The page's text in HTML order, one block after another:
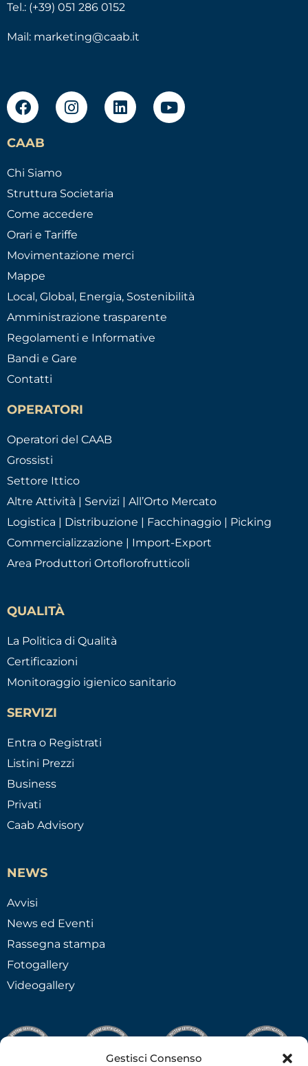
Gestisci Consenso
Tel.: (+39) 051 286 0152
Mail: marketing@caab.it
CAAB
Chi Siamo
Struttura Societaria
Come accedere
Orari e Tariffe
Movimentazione merci
Mappe
Local, Global, Energia, Sostenibilità
Amministrazione trasparente
Regolamenti e Informative
Bandi e Gare
Contatti
OPERATORI
Operatori del CAAB
Grossisti
Settore Ittico
Altre Attività | Servizi | All’Orto Mercato
Logistica | Distribuzione | Facchinaggio | Picking
Commercializzazione | Import-Export
Area Produttori Ortoflorofrutticoli
QUALITÀ
La Politica di Qualità
Certificazioni
Monitoraggio igienico sanitario
SERVIZI
Entra o Registrati
Listini Prezzi
Business
Privati
Caab Advisory
NEWS
Avvisi
News ed Eventi
Rassegna stampa
Fotogallery
Videogallery